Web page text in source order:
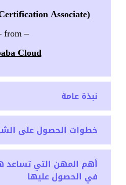
(Alibaba Cloud Certification Associate)
– from –
Cloud
نبذة عامة
خطوات الحصول على
أهم المهن التي تساعد
في الحصول عليها